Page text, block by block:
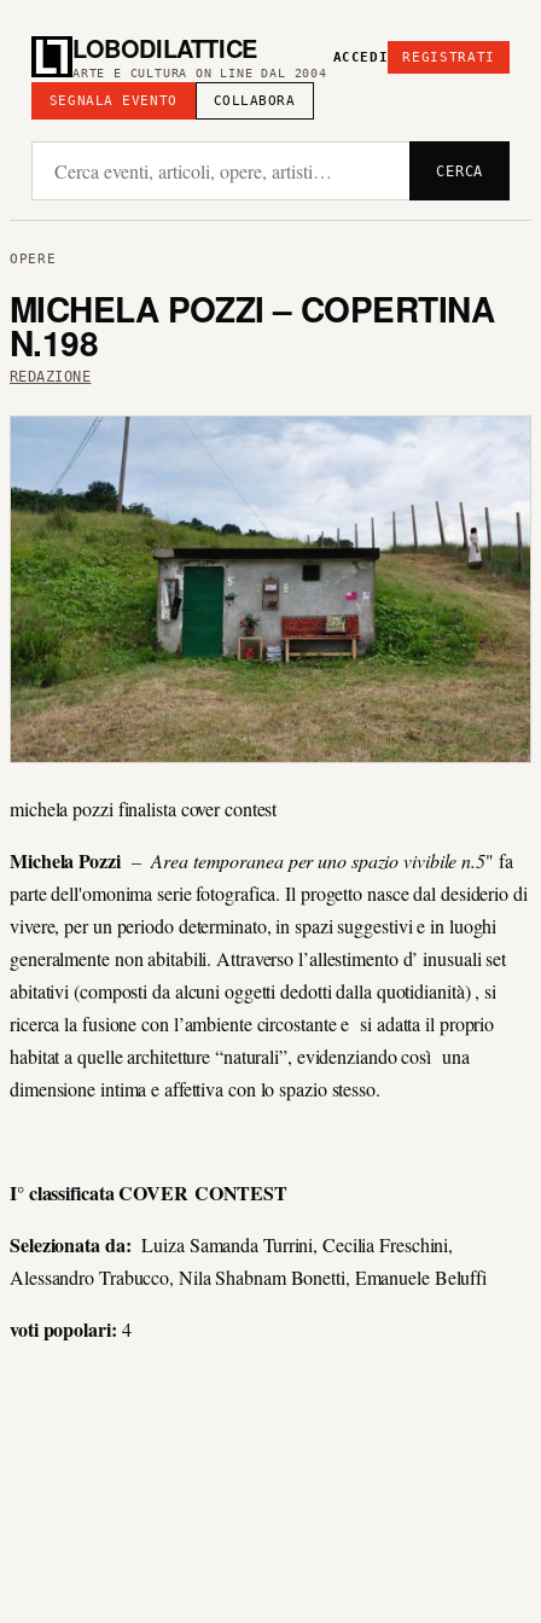
LOBODILATTICE
ARTE E CULTURA ON LINE DAL 2004
SEGNALA EVENTO COLLABORA
ACCEDI REGISTRATI
CERCA
OPERE
MICHELA POZZI – COPERTINA
N.198
REDAZIONE
michela pozzi finalista cover contest
Michela Pozzi– Area temporanea per uno spazio vivibile n.5" fa
parte dell'omonima serie fotografica. Il progetto nasce dal desiderio di
vivere, per un periodo determinato, in spazi suggestivi e in luoghi
generalmente non abitabili. Attraverso l’allestimento d’ inusuali set
abitativi (composti da alcuni oggetti dedotti dalla quotidianità) , si
ricerca la fusione con l’ambiente circostante e si adatta il proprio
habitat a quelle architetture “naturali”, evidenziando così una
dimensione intima e affettiva con lo spazio stesso.
I° classificata COVER CONTEST
Selezionata da: Luiza Samanda Turrini, Cecilia Freschini,
Alessandro Trabucco, Nila Shabnam Bonetti, Emanuele Beluffi
voti popolari: 4